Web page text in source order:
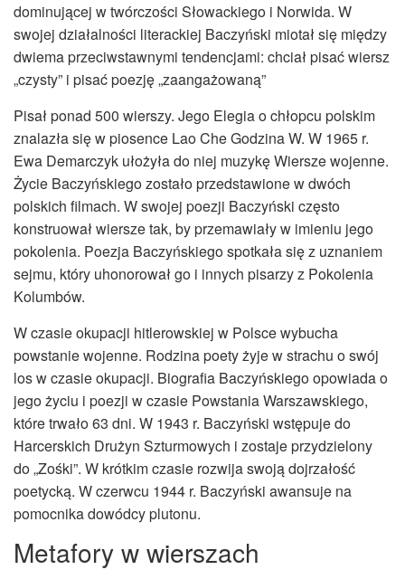
dominującej w twórczości Słowackiego i Norwida. W
swojej działalności literackiej Baczyński miotał się między
dwiema przeciwstawnymi tendencjami: chciał pisać wiersz
„czysty” i pisać poezję „zaangażowaną”
Pisał ponad 500 wierszy. Jego Elegia o chłopcu polskim
znalazła się w piosence Lao Che Godzina W. W 1965 r.
Ewa Demarczyk ułożyła do niej muzykę Wiersze wojenne.
Życie Baczyńskiego zostało przedstawione w dwóch
polskich filmach. W swojej poezji Baczyński często
konstruował wiersze tak, by przemawiały w imieniu jego
pokolenia. Poezja Baczyńskiego spotkała się z uznaniem
sejmu, który uhonorował go i innych pisarzy z Pokolenia
Kolumbów.
W czasie okupacji hitlerowskiej w Polsce wybucha
powstanie wojenne. Rodzina poety żyje w strachu o swój
los w czasie okupacji. Biografia Baczyńskiego opowiada o
jego życiu i poezji w czasie Powstania Warszawskiego,
które trwało 63 dni. W 1943 r. Baczyński wstępuje do
Harcerskich Drużyn Szturmowych i zostaje przydzielony
do „Zośki”. W krótkim czasie rozwija swoją dojrzałość
poetycką. W czerwcu 1944 r. Baczyński awansuje na
pomocnika dowódcy plutonu.
Metafory w wierszach